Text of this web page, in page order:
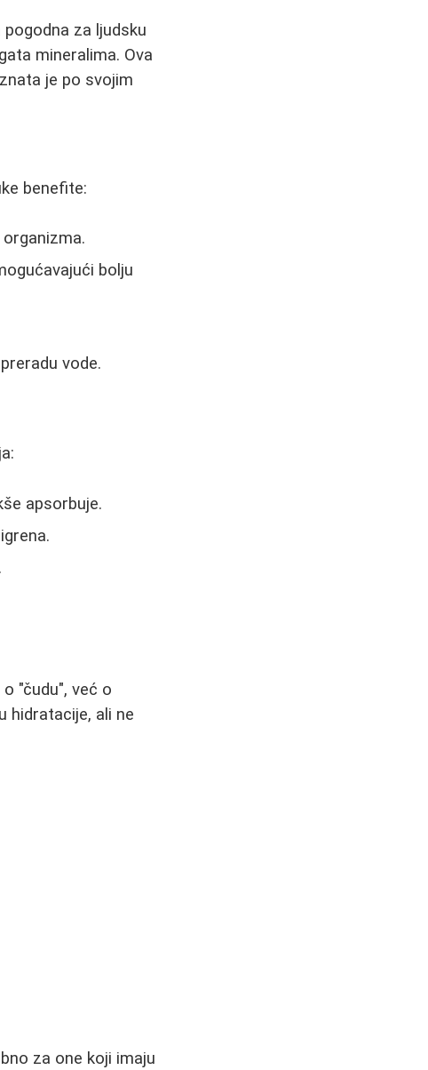
za ljudsku
mineralima. Ova
je po svojim
benefite:
bolju
vode.
apsorbuje.
"čudu", već o
hidratacije, ali ne
za one koji imaju